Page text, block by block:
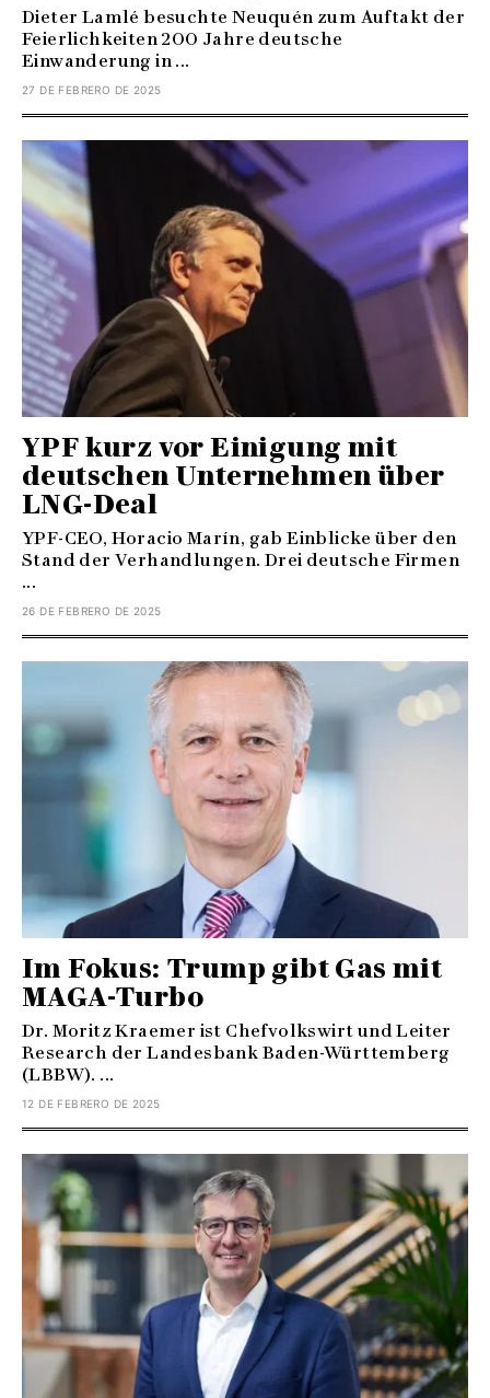
Dieter Lamlé besuchte Neuquén zum Auftakt der
Feierlichkeiten 200 Jahre deutsche
Einwanderung in ...
27 DE FEBRERO DE 2025
YPF kurz vor Einigung mit
deutschen Unternehmen über
LNG-Deal
YPF-CEO, Horacio Marín, gab Einblicke über den
Stand der Verhandlungen. Drei deutsche Firmen
...
26 DE FEBRERO DE 2025
Im Fokus: Trump gibt Gas mit
MAGA-Turbo
Dr. Moritz Kraemer ist Chefvolkswirt und Leiter
Research der Landesbank Baden-Württemberg
(LBBW). ...
12 DE FEBRERO DE 2025